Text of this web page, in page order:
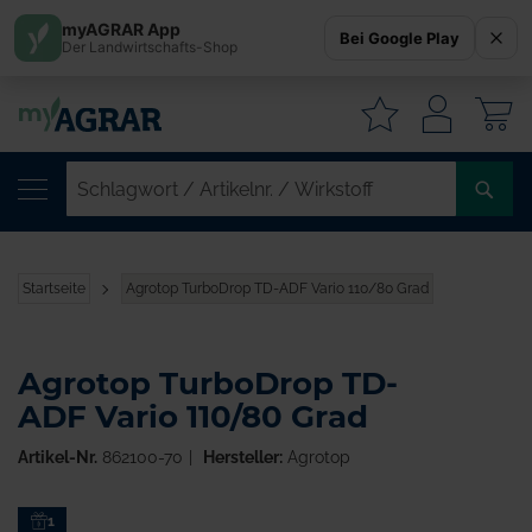
Startseite Agrotop TurboDrop TD-ADF Vario 110/80 Grad
Zum1
Agrotop TurboDrop TD-
ADF Vario 110/80 Grad
Artikel-Nr. 862100-70 Hersteller:Agrotop
myAGRAR App
Der Landwirtschafts-Shop Bei Google Play